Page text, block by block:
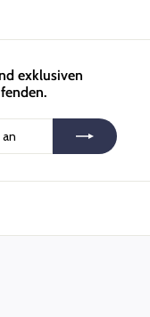
exklusiven